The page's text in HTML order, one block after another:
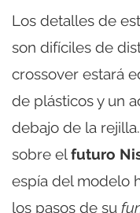
Los detalles de
son difíciles de
crossover estará
de plásticos y un
debajo de la
sobre elfuturo
espía del modelo
los pasos de su